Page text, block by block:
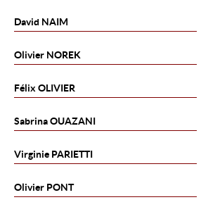
David NAIM
Olivier NOREK
Félix OLIVIER
SabrinaOUAZANI
Virginie PARIETTI
Olivier PONT